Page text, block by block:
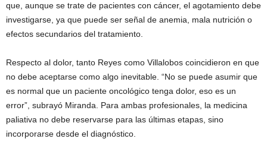
que, aunque se trate de pacientes con cáncer, el agotamiento debe
investigarse, ya que puede ser señal de anemia, mala nutrición o
efectos secundarios del tratamiento.
Respecto al dolor, tanto Reyes como Villalobos coincidieron en que
no debe aceptarse como algo inevitable. “No se puede asumir que
es normal que un paciente oncológico tenga dolor, eso es un
error”, subrayó Miranda. Para ambas profesionales, la medicina
paliativa no debe reservarse para las últimas etapas, sino
incorporarse desde el diagnóstico.